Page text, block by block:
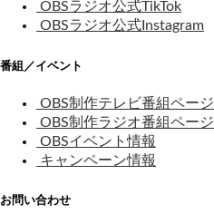
OBSラジオ公式TikTok
OBSラジオ公式Instagram
番組／イベント
OBS制作テレビ番組ページ
OBS制作ラジオ番組ページ
OBSイベント情報
キャンペーン情報
お問い合わせ